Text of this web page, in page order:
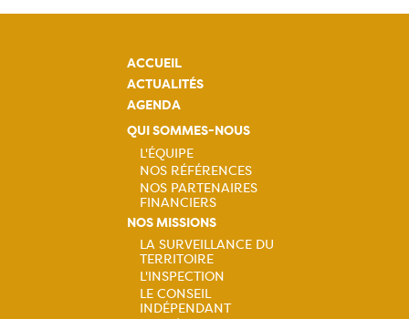
ACCUEIL
ACTUALITÉS
AGENDA
QUI SOMMES-NOUS
Navigation
principale
L'ÉQUIPE
NOS RÉFÉRENCES
NOS PARTENAIRES
FINANCIERS
NOS MISSIONS
Navigation
LA SURVEILLANCE DU
TERRITOIRE
L'INSPECTION
LE CONSEIL
INDÉPENDANT